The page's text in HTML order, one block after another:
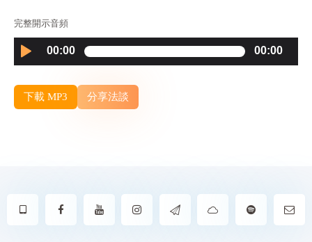
完整開示音頻
Audio
Player
00:00 00:00
下載 MP3 分享法談